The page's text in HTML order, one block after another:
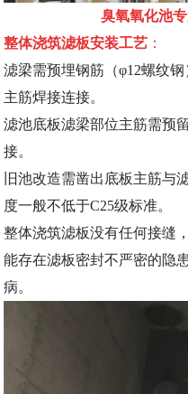
臭氧氧化池
整体浇筑滤板安装工艺 ：
滤梁需预埋钢筋（φ12螺纹
主筋焊接连接。
滤池底板滤梁部位主筋需预
接。
旧池改造需凿出底板主筋与
度一般不低于C25级标准。
整体浇筑滤板没有任何接缝
能存在滤板密封不严密的隐
病。